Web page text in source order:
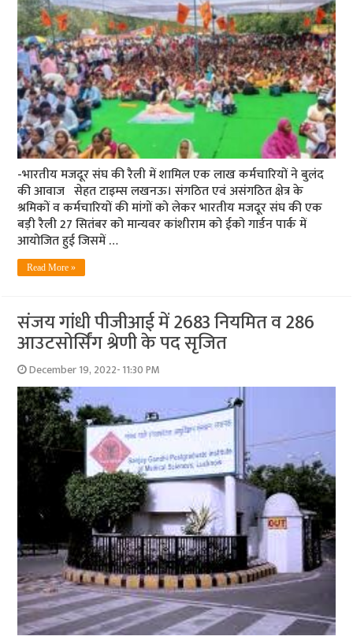
-भारतीय मजदूर संघ की रैली में शामिल एक लाख कर्मचारियों ने बुलंद
की आवाज सेहत टाइम्‍स लखनऊ। संगठित एवं असंगठित क्षेत्र के
श्रमिकों व कर्मचारियों की मांगों को लेकर भारतीय मजदूर संघ की एक
बड़ी रैली 27 सितंबर को मान्यवर कांशीराम को ईको गार्डन पार्क में
आयोजित हुई जिसमें …
Read More »
संजय गांधी पीजीआई में 2683 नियमित व 286
आउटसोर्सिंग श्रेणी के पद सृजित
December 19, 2022- 11:30 PM